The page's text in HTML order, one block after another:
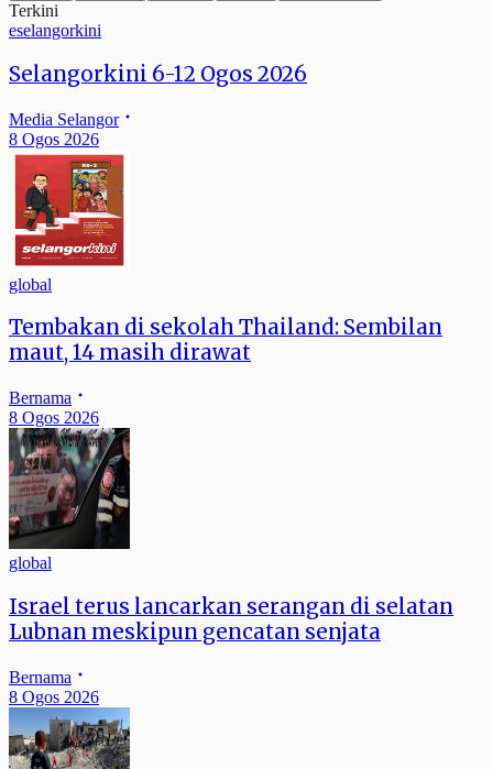
Terkini
eselangorkini
Selangorkini 6-12 Ogos 2026
Media Selangor
8 Ogos 2026
global
Tembakan di sekolah Thailand: Sembilan
maut, 14 masih dirawat
Bernama
8 Ogos 2026
global
Israel terus lancarkan serangan di selatan
Lubnan meskipun gencatan senjata
Bernama
8 Ogos 2026